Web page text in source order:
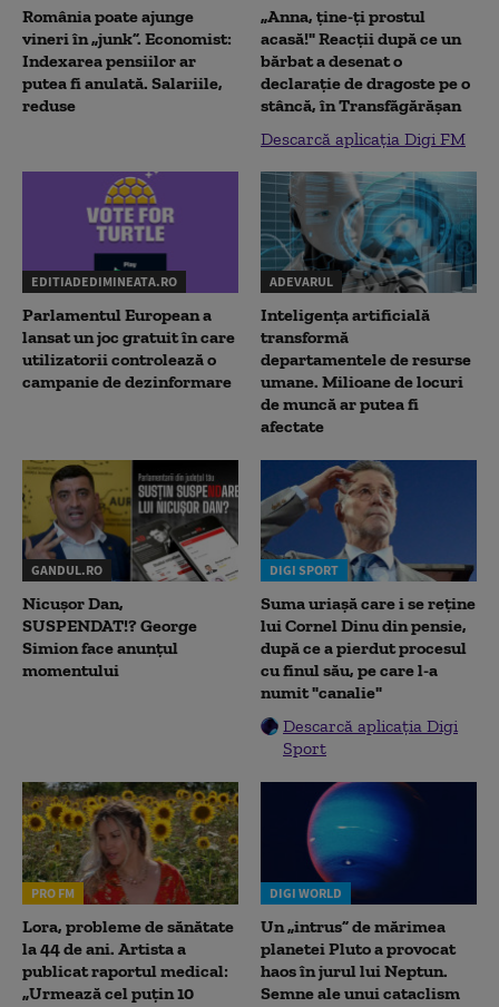
România poate ajunge
vineri în „junk”. Economist:
Indexarea pensiilor ar
putea fi anulată. Salariile,
reduse
„Anna, ţine-ţi prostul
acasă!" Reacţii după ce un
bărbat a desenat o
declaraţie de dragoste pe o
stâncă, în Transfăgărăşan
Descarcă aplicația Digi FM
EDITIADEDIMINEATA.RO
Parlamentul European a
lansat un joc gratuit în care
utilizatorii controlează o
campanie de dezinformare
ADEVARUL
Inteligența artificială
transformă
departamentele de resurse
umane. Milioane de locuri
de muncă ar putea fi
afectate
GANDUL.RO
Nicușor Dan,
SUSPENDAT!? George
Simion face anunțul
momentului
DIGI SPORT
Suma uriașă care i se reține
lui Cornel Dinu din pensie,
după ce a pierdut procesul
cu finul său, pe care l-a
numit "canalie"
Descarcă aplicația Digi
Sport
PRO FM
Lora, probleme de sănătate
la 44 de ani. Artista a
publicat raportul medical:
„Urmează cel puțin 10
DIGI WORLD
Un „intrus” de mărimea
planetei Pluto a provocat
haos în jurul lui Neptun.
Semne ale unui cataclism